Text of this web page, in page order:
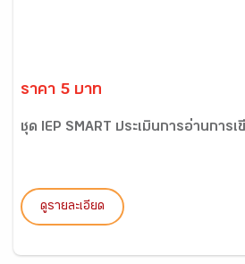
ราคา 5 บาท
ชุด IEP SMART ประเมินการอ่านการเ
ดูรายละเอียด